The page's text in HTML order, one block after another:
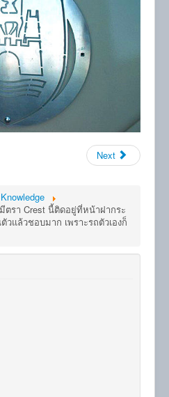
Next
Knowledge
รา Crest นี้ติดอยู่ที่หน้าฝากระ
แล้วชอบมาก เพราะรถตัวเองก็